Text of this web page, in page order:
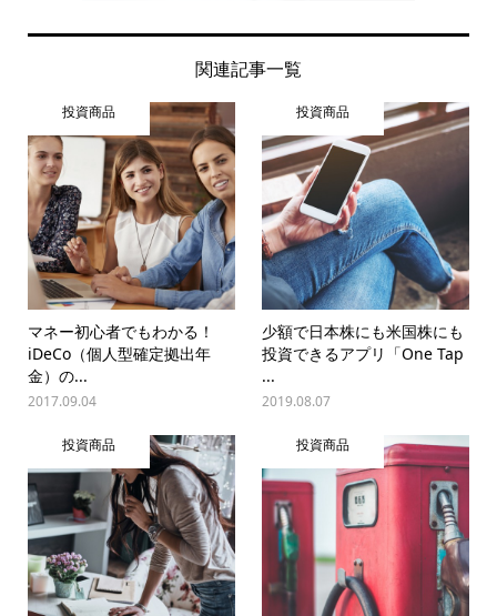
関連記事一覧
投資商品
マネー初心者でもわかる！
iDeCo（個人型確定拠出年
金）の...
2017.09.04
投資商品
少額で日本株にも米国株にも
投資できるアプリ「One Tap
...
2019.08.07
投資商品 投資商品